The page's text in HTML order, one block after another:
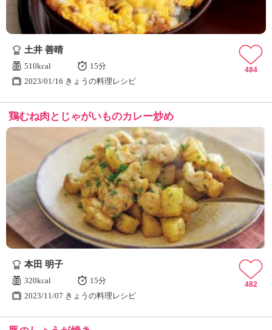
土井 善晴
510kcal
15分
2023/01/16 きょうの料理レシピ
484
鶏むね肉とじゃがいものカレー炒め
本田 明子
320kcal
15分
2023/11/07 きょうの料理レシピ
482